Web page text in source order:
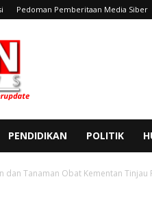
Pedoman Pemberitaan Media Siber
PENDIDIKAN POLITIK
dan Tanaman Obat Kementan Tinjau